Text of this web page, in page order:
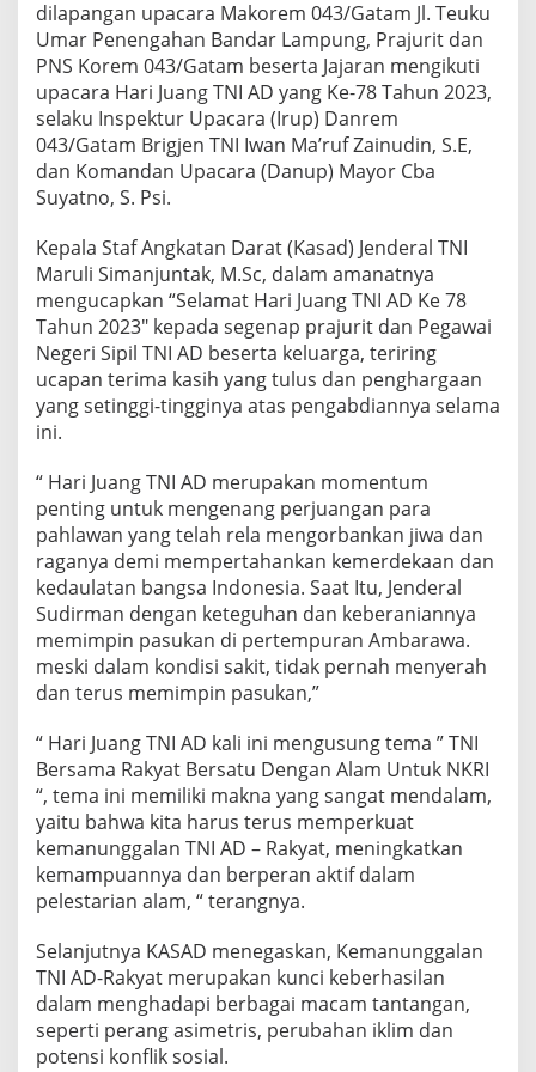
7
T
a
h
u
n
2
0
dilapangan upacara Makorem 043/Gatam Jl. Teuku
Umar Penengahan Bandar Lampung, Prajurit dan
PNS Korem 043/Gatam beserta Jajaran mengikuti
upacara Hari Juang TNI AD yang Ke-78 Tahun 2023,
selaku Inspektur Upacara (Irup) Danrem
043/Gatam Brigjen TNI Iwan Ma’ruf Zainudin, S.E,
dan Komandan Upacara (Danup) Mayor Cba
Suyatno, S. Psi.
Kepala Staf Angkatan Darat (Kasad) Jenderal TNI
Maruli Simanjuntak, M.Sc, dalam amanatnya
mengucapkan “Selamat Hari Juang TNI AD Ke 78
Tahun 2023″ kepada segenap prajurit dan Pegawai
Negeri Sipil TNI AD beserta keluarga, teriring
ucapan terima kasih yang tulus dan penghargaan
yang setinggi-tingginya atas pengabdiannya selama
ini.
“ Hari Juang TNI AD merupakan momentum
penting untuk mengenang perjuangan para
pahlawan yang telah rela mengorbankan jiwa dan
raganya demi mempertahankan kemerdekaan dan
kedaulatan bangsa Indonesia. Saat Itu, Jenderal
Sudirman dengan keteguhan dan keberaniannya
memimpin pasukan di pertempuran Ambarawa.
meski dalam kondisi sakit, tidak pernah menyerah
dan terus memimpin pasukan,”
“ Hari Juang TNI AD kali ini mengusung tema ” TNI
Bersama Rakyat Bersatu Dengan Alam Untuk NKRI
“, tema ini memiliki makna yang sangat mendalam,
yaitu bahwa kita harus terus memperkuat
kemanunggalan TNI AD – Rakyat, meningkatkan
kemampuannya dan berperan aktif dalam
pelestarian alam, “ terangnya.
Selanjutnya KASAD menegaskan, Kemanunggalan
TNI AD-Rakyat merupakan kunci keberhasilan
dalam menghadapi berbagai macam tantangan,
seperti perang asimetris, perubahan iklim dan
potensi konflik sosial.